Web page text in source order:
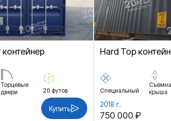
Торцевые
двери
20 футов
Купить
Hard Top
Специальный
крыша
2018 г.
750 000 ₽